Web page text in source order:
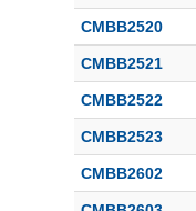
CMBB2520
CMBB2521
CMBB2522
CMBB2523
CMBB2602
Cổ phiếu
Lãnh đạo(-)
Người nội bộ
Tin tức(-)